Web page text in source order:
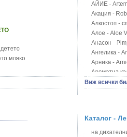
мляко
детето
АЙИЕ -
Акация -
Алкостоп -
Алое - Aloe
Анасон -
Ангелика -
Арника -
Ароматна
Арония -
Блатен
Блян
Виж всички
Каталог -
на